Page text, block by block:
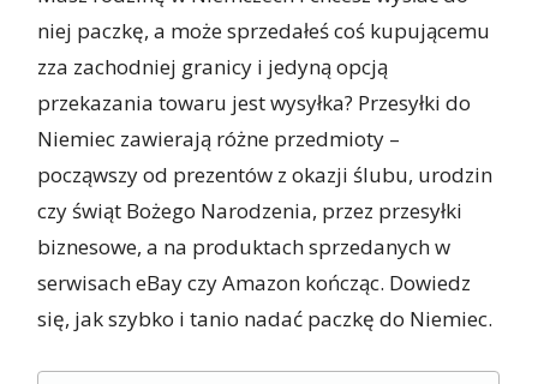
niej paczkę, a może sprzedałeś coś kupującemu
zza zachodniej granicy i jedyną opcją
przekazania towaru jest wysyłka? Przesyłki do
Niemiec zawierają różne przedmioty –
począwszy od prezentów z okazji ślubu, urodzin
czy świąt Bożego Narodzenia, przez przesyłki
biznesowe, a na produktach sprzedanych w
serwisach eBay czy Amazon kończąc. Dowiedz
się, jak szybko i tanio nadać paczkę do Niemiec.